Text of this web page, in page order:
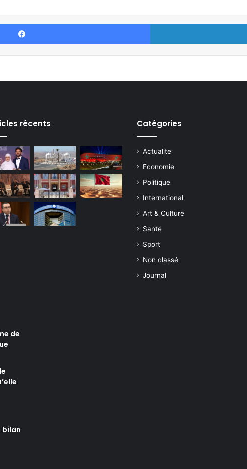
Facebook
récents Catégories
Actualite
Economie
Politique
International
Art & Culture
Santé
Sport
Non classé
Journal
de
bilan